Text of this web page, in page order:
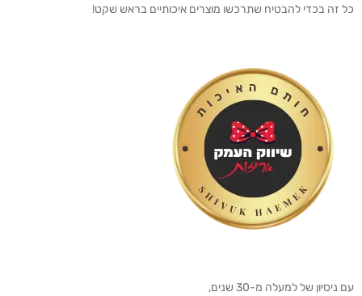
כל זה בכדי להבטיח שתרכשו מוצרים איכותיים בראש שקט!
עם ניסיון של למעלה מ-30 שנים,